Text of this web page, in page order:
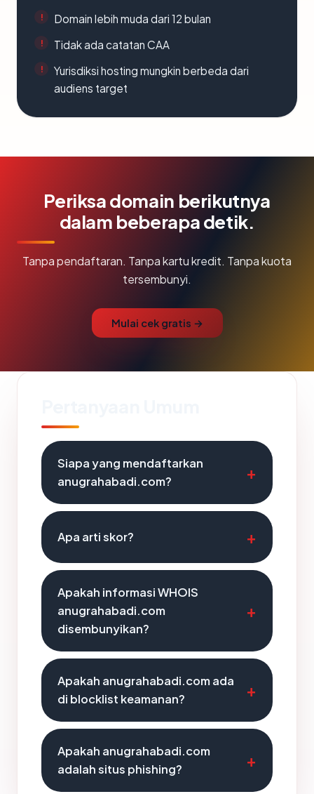
Domain lebih muda dari 12 bulan
Tidak ada catatan CAA
Yurisdiksi hosting mungkin berbeda dari
audiens target
Periksa domain berikutnya
dalam beberapa detik.
Tanpa pendaftaran. Tanpa kartu kredit. Tanpa kuota
tersembunyi.
Mulai cek gratis →
Siapa yang mendaftarkan
anugrahabadi.com?
Apa arti skor?
Apakah informasi WHOIS
anugrahabadi.com
disembunyikan?
Apakah anugrahabadi.com ada
di blocklist keamanan?
Apakah anugrahabadi.com
adalah situs phishing?